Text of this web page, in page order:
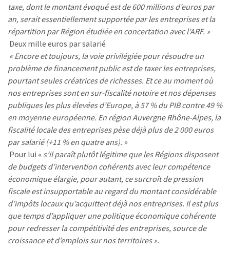
taxe, dont le montant évoqué est de 600 millions d’euros par
an, serait essentiellement supportée par les entreprises et la
répartition par Région étudiée en concertation avec l’ARF. »
Deux mille euros par salarié
« Encore et toujours, la voie privilégiée pour résoudre un
problème de financement public est de taxer les entreprises,
pourtant seules créatrices de richesses. Et ce au moment où
nos entreprises sont en sur-fiscalité notoire et nos dépenses
publiques les plus élevées d’Europe, à 57 % du PIB contre 49 %
en moyenne européenne. En région Auvergne Rhône-Alpes, la
fiscalité locale des entreprises pèse déjà plus de 2 000 euros
par salarié (+11 % en quatre ans). »
Pour lui « s’il paraît plutôt légitime que les Régions disposent
de budgets d’intervention cohérents avec leur compétence
économique élargie, pour autant, ce surcroît de pression
fiscale est insupportable au regard du montant considérable
d’impôts locaux qu’acquittent déjà nos entreprises. Il est plus
que temps d’appliquer une politique économique cohérente
pour redresser la compétitivité des entreprises, source de
croissance et d’emplois sur nos territoires ».